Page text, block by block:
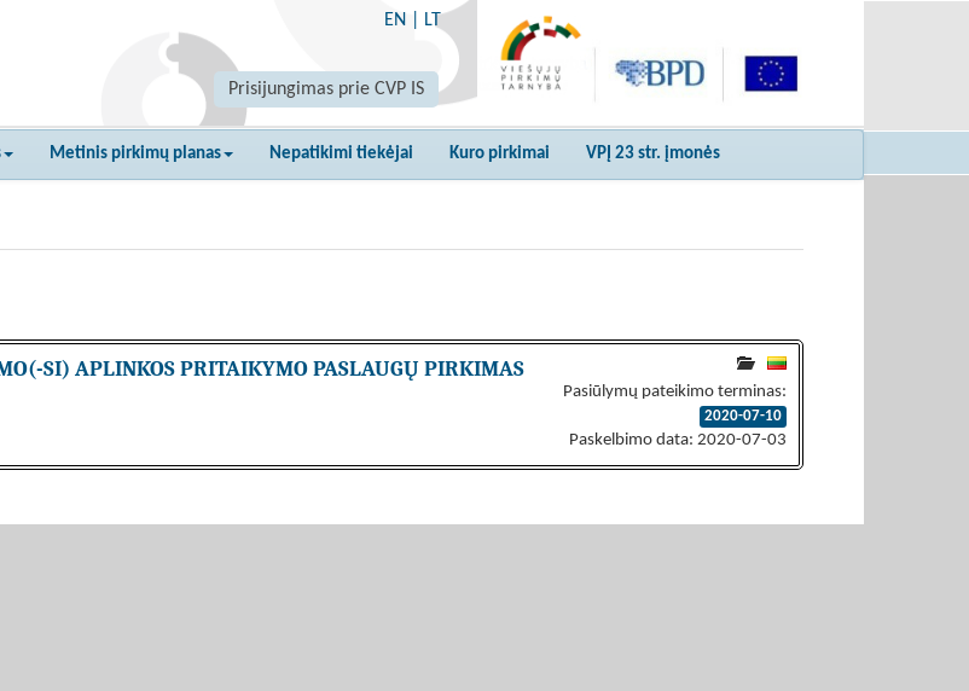
EN LT
Prisijungimas prie CVP IS
Metinis pirkimų planas Nepatikimi tiekėjai Kuro pirkimai VPĮ 23 str. įmonės
SI) APLINKOS PRITAIKYMO PASLAUGŲ PIRKIMAS
Pasiūlymų pateikimo terminas:
2020-07-10
Paskelbimo data: 2020-07-03